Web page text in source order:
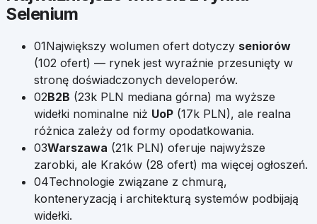
Selenium
01Największy wolumen ofert dotyczy seniorów
(102 ofert) — rynek jest wyraźnie przesunięty w
stronę doświadczonych developerów.
02B2B (23k PLN mediana górna) ma wyższe
widełki nominalne niż UoP (17k PLN), ale realna
różnica zależy od formy opodatkowania.
03Warszawa (21k PLN) oferuje najwyższe
zarobki, ale Kraków (28 ofert) ma więcej ogłoszeń.
04Technologie związane z chmurą,
konteneryzacją i architekturą systemów podbijają
widełki.